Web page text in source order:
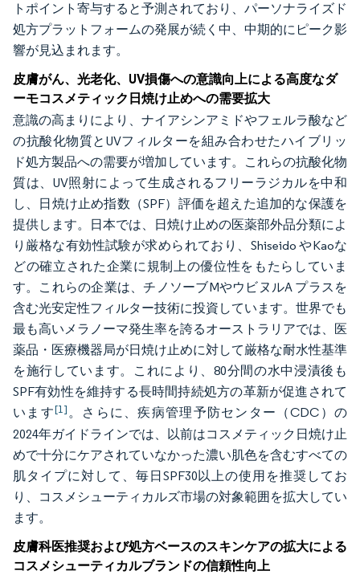
トポイント寄与すると予測されており、パーソナライズド
処方プラットフォームの発展が続く中、中期的にピーク影
響が見込まれます。
皮膚がん、光老化、UV損傷への意識向上による高度なダ
ーモコスメティック日焼け止めへの需要拡大
意識の高まりにより、ナイアシンアミドやフェルラ酸など
の抗酸化物質とUVフィルターを組み合わせたハイブリッ
ド処方製品への需要が増加しています。これらの抗酸化物
質は、UV照射によって生成されるフリーラジカルを中和
し、日焼け止め指数（SPF）評価を超えた追加的な保護を
提供します。日本では、日焼け止めの医薬部外品分類によ
り厳格な有効性試験が求められており、Shiseido やKaoな
どの確立された企業に規制上の優位性をもたらしていま
す。これらの企業は、チノソーブMやウビヌルA プラスを
含む光安定性フィルター技術に投資しています。世界でも
最も高いメラノーマ発生率を誇るオーストラリアでは、医
薬品・医療機器局が日焼け止めに対して厳格な耐水性基準
を施行しています。これにより、80分間の水中浸漬後も
SPF有効性を維持する長時間持続処方の革新が促進されて
います[1]。さらに、疾病管理予防センター（CDC）の
2024年ガイドラインでは、以前はコスメティック日焼け止
めで十分にケアされていなかった濃い肌色を含むすべての
肌タイプに対して、毎日SPF30以上の使用を推奨してお
り、コスメシューティカルズ市場の対象範囲を拡大してい
ます。
皮膚科医推奨および処方ベースのスキンケアの拡大による
コスメシューティカルブランドの信頼性向上